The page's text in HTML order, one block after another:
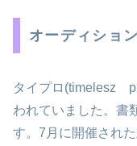
オーディショ
タイプロ(timelesz
われていました。書
す。7月に開催され